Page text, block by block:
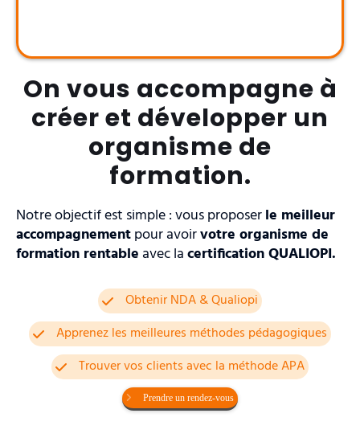
On vous accompagne à
créer et développer un
organisme de
formation.
Notre objectif est simple : vous proposerle meilleur
accompagnementpour avoirvotre organisme de
formation rentableavec lacertification QUALIOPI.
Obtenir NDA & Qualiopi
Apprenez les meilleures méthodes pédagogiques
Trouver vos clients avec la méthode APA
Prendre un rendez-vous